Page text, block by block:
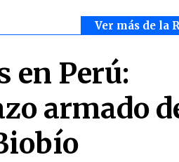
Ver más de la
en Perú:
armado